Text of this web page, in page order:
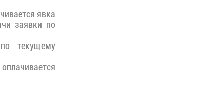
явка
заявки по
текущему